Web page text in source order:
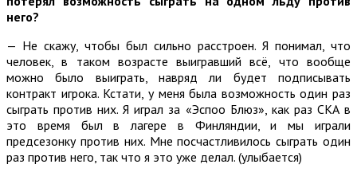
него?
— Не скажу, чтобы был сильно расстроен. Я понимал, что
человек, в таком возрасте выигравший всё, что вообще
можно было выиграть, навряд ли будет подписывать
контракт игрока. Кстати, у меня была возможность один раз
сыграть против них. Я играл за «Эспоо Блюз», как раз СКА в
это время был в лагере в Финляндии, и мы играли
предсезонку против них. Мне посчастливилось сыграть один
раз против него, так что я это уже делал. (улыбается)